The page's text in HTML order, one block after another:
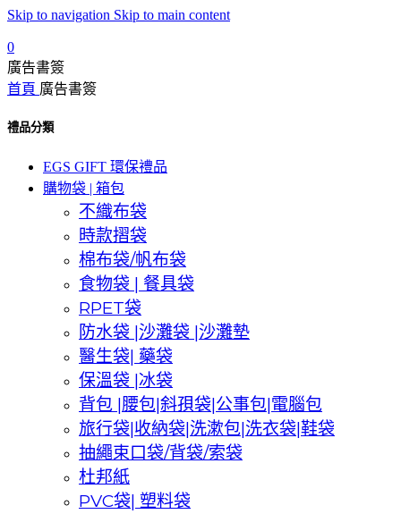
Skip to navigation Skip to main content
0
廣告書簽
首頁 廣告書簽
禮品分類
EGS GIFT 環保禮品
購物袋 | 箱包
不織布袋
時款摺袋
棉布袋/帆布袋
食物袋 | 餐具袋
RPET袋
防水袋 |沙灘袋 |沙灘墊
醫生袋| 藥袋
保溫袋 |冰袋
背包 |腰包|斜孭袋|公事包|電腦包
旅行袋|收納袋|洗漱包|洗衣袋|鞋袋
抽繩束口袋/背袋/索袋
杜邦紙
PVC袋| 塑料袋